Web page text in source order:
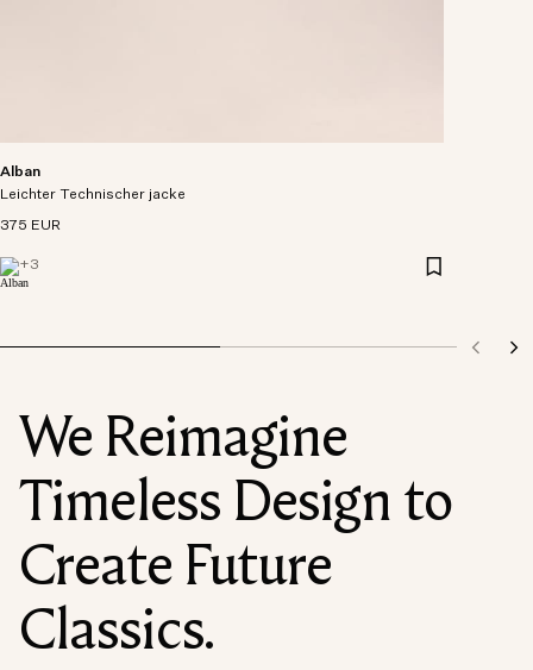
Alban
Leichter Technischer jacke
375 EUR
+3
We Reimagine
Timeless Design to
Create Future
Classics.